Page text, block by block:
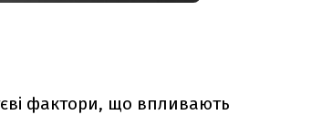
фактори, що впливають